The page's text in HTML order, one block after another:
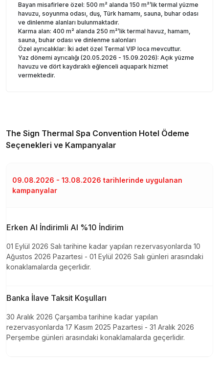
Bayan misafirlere özel: 500 m² alanda 150 m²’lik termal yüzme
havuzu, soyunma odası, duş, Türk hamamı, sauna, buhar odası
ve dinlenme alanları bulunmaktadır.
Karma alan: 400 m² alanda 250 m²’lik termal havuz, hamam,
sauna, buhar odası ve dinlenme salonları
Özel ayrıcalıklar: İki adet özel Termal VIP loca mevcuttur.
Yaz dönemi ayrıcalığı (20.05.2026 - 15.09.2026): Açık yüzme
havuzu ve dört kaydıraklı eğlenceli aquapark hizmet
vermektedir.
The Sign Thermal Spa Convention Hotel Ödeme
Seçenekleri ve Kampanyalar
09.08.2026 - 13.08.2026 tarihlerinde uygulanan
kampanyalar
Erken Al İndirimli Al %10 İndirim
01 Eylül 2026 Salı tarihine kadar yapılan rezervasyonlarda 10
Ağustos 2026 Pazartesi - 01 Eylül 2026 Salı günleri arasındaki
konaklamalarda geçerlidir.
Banka İlave Taksit Koşulları
30 Aralık 2026 Çarşamba tarihine kadar yapılan
rezervasyonlarda 17 Kasım 2025 Pazartesi - 31 Aralık 2026
Perşembe günleri arasındaki konaklamalarda geçerlidir.